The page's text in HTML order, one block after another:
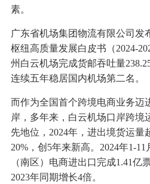
素。
广东省机场集团物流有限公司发
枢纽高质量发展白皮书（2024-
州白云机场完成货邮吞吐量
连续五年稳居国内机场第二名。
而作为全国首个跨境电商业务迈
岸，多年来，白云机场口岸跨境
先地位，2024年，进出境货运量
20%，创5年来新高。2024年1-
（南区）电商进出口完成1.41亿
2023年同期增长4倍。